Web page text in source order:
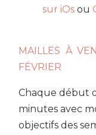
sur iOs ou
MAILLES À
FÉVRIER
Chaque début
minutes avec
objectifs des